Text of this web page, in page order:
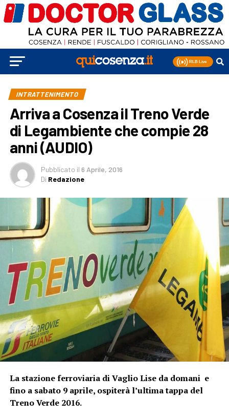
INTRATTENIMENTO
Arriva a Cosenza il Treno Verde
di Legambiente che compie 28
anni (AUDIO)
Pubblicato il 6 Aprile, 2016
Di Redazione
La stazione ferroviaria di Vaglio Lise da domani e
fino a sabato 9 aprile, ospiterà l’ultima tappa del
Treno Verde 2016.